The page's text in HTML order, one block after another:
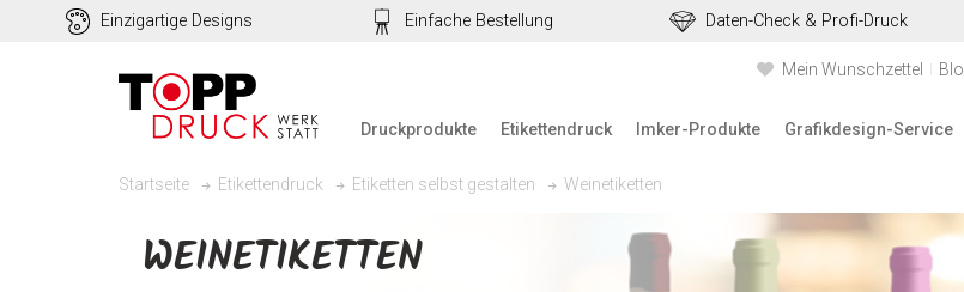
Einzigartige Designs Einfache Bestellung Daten-Check & Profi-Druck
Mein Wunschzettel
Druckprodukte Etikettendruck Imker-Produkte Grafikdesign-Service
Startseite Etikettendruck Etiketten selbst gestalten Weinetiketten
WEINETIKETTEN